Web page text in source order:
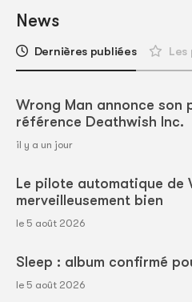
News
Dernières publiées Les
Wrong Man annonce son
référence Deathwish Inc.
il y a un jour
Le pilote automatique de
merveilleusement bien
le 5 août 2026
Sleep : album confirmé
le 5 août 2026